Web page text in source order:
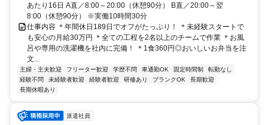
あたり16日 A直／8:00～20:00（休憩90分） B直／20:00～翌
8:00（休憩90分） ※実働10時間30分
仕事内容 ＊年間休日189日でオフがたっぷり！ ＊未経験スタートで
も安心の月給30万円 ＊全ての工程を2名以上のチームで作業 ＊お風
呂や専用の洗濯機を社内に完備！ ＊1食360円◎おいしいお弁当を注
文...
主婦・主夫歓迎 フリーター歓迎 学歴不問 車通勤OK 固定時間制
転勤なし
経験不問
未経験者歓迎 経験者歓迎 研修あり ブランクOK
長期歓迎
長期休暇あり
派遣社員